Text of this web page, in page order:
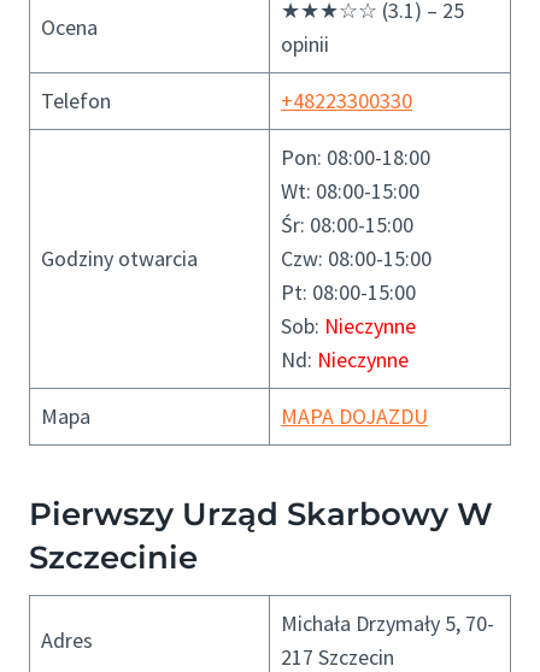
Ocena
★★★☆☆ (3.1) – 25
opinii
Telefon +48223300330
Godziny otwarcia
Pon: 08:00-18:00
Wt: 08:00-15:00
Śr: 08:00-15:00
Czw: 08:00-15:00
Pt: 08:00-15:00
Sob: Nieczynne
Nd: Nieczynne
Mapa MAPA DOJAZDU
Pierwszy Urząd Skarbowy W
Szczecinie
Adres
Michała Drzymały 5, 70-
217 Szczecin